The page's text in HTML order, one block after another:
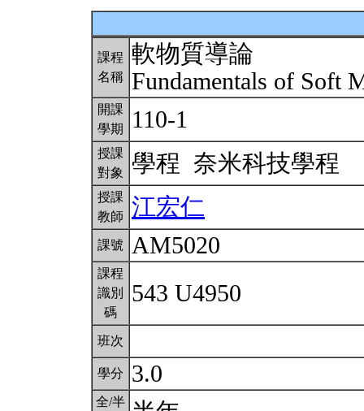
課程
名稱
軟物質導論
Fundamentals of Soft
開課
學期
110-1
授課
對象
學程 奈米科技學程
授課
教師
江宏仁
課號 AM5020
課程
識別
碼
543 U4950
班次
學分 3.0
全/半